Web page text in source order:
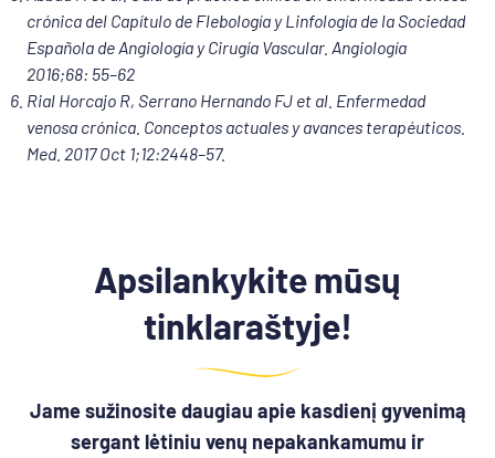
crónica del Capítulo de Flebología y Linfología de la Sociedad
Española de Angiología y Cirugía Vascular. Angiología
2016;68: 55–62
Rial Horcajo R, Serrano Hernando FJ et al. Enfermedad
venosa crónica. Conceptos actuales y avances terapéuticos.
Med. 2017 Oct 1;12:2448–57.
Apsilankykite mūsų
tinklaraštyje!
Jame sužinosite daugiau apie kasdienį gyvenimą
sergant lėtiniu venų nepakankamumu ir